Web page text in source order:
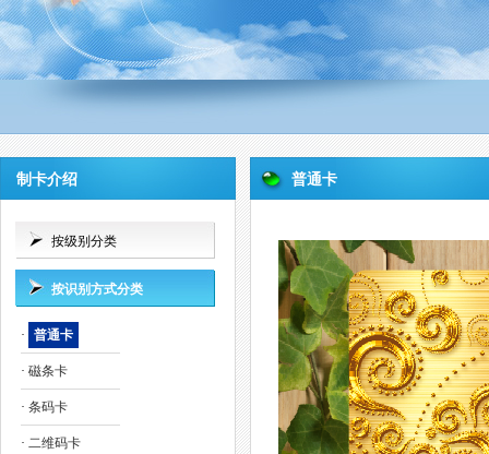
制卡介绍
按级别分类
按识别方式分类
· 普通卡
· 磁条卡
· 条码卡
· 二维码卡
普通卡